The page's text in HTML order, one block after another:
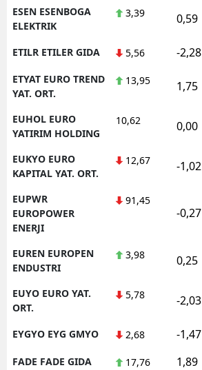
ESEN ESENBOGA
ELEKTRIK
3,39 0,59
ETILR ETILER GIDA 5,56 -2,28
ETYAT EURO TREND
YAT. ORT.
13,95 1,75
EUHOL EURO
YATIRIM HOLDING
10,62 0,00
EUKYO EURO
KAPITAL YAT. ORT.
12,67 -1,02
EUPWR
EUROPOWER
ENERJI
91,45
-0,27
EUREN EUROPEN
ENDUSTRI
3,98 0,25
EUYO EURO YAT.
ORT.
5,78 -2,03
EYGYO EYG GMYO 2,68 -1,47
FADE FADE GIDA 17,76 1,89